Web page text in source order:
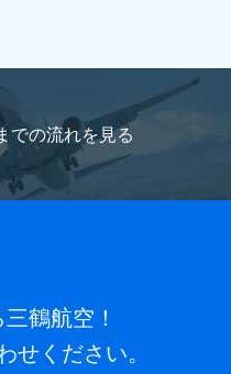
での流れを見る
鶴航空！
せください。